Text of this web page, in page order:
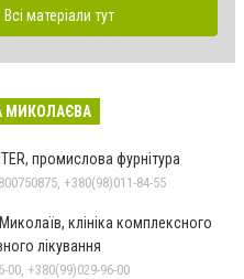
Всі матеріали тут
МИКОЛАЄВА
ELESA + GANTER, промислова фурнітура
+380(98)011-84-55
клініка комплексного
лікування
00, +380(99)029-96-00